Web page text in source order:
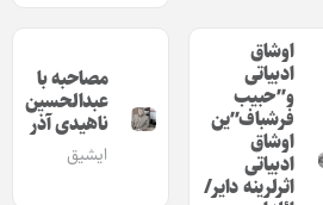
اوشاق
ادبیاتی
و”حبیب
فرشباف”‌ین
اوشاق
ادبیاتی
اثرلرینه دایر/
مصاحبه با
عبدالحسین
ناهیدی آذر
ایشیق